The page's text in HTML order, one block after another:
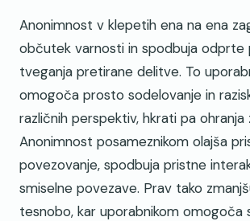
Anonimnost v klepetih ena na ena
občutek varnosti in spodbuja odprte
tveganja pretirane delitve. To
omogoča prosto sodelovanje in
različnih perspektiv, hkrati pa ohranja
Anonimnost posameznikom olajša
povezovanje, spodbuja pristne
smiselne povezave. Prav tako
tesnobo, kar uporabnikom omogoča